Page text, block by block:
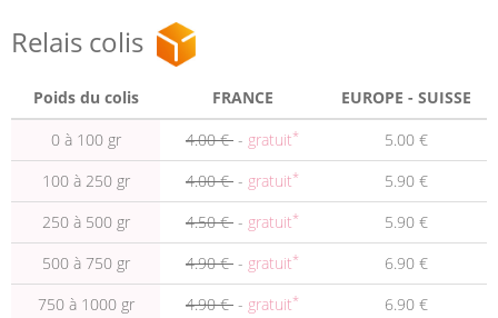
Relais colis
Poids du colis FRANCE
EUROPE - SUISSE
0 à 100 gr
4.00 € - gratuit*
5.00 €
100 à 250 gr
4.00 € - gratuit*
5.90 €
250 à 500 gr
4.50 € - gratuit*
5.90 €
500 à 750 gr
4.90 € - gratuit*
6.90 €
750 à 1000 gr
4.90 € - gratuit*
6.90 €